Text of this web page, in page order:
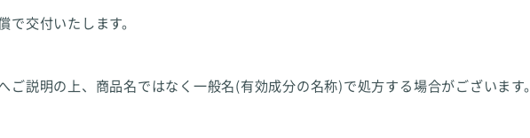
交付いたします。
説明の上、商品名ではなく一般名(有効成分の名称)で処方する場合がございます。